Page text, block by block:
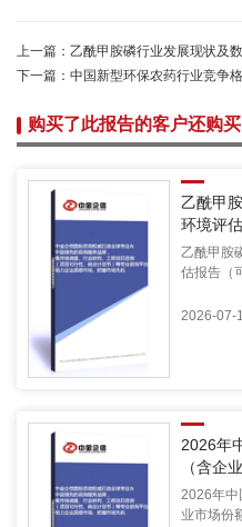
上一篇： 乙酰甲胺磷行业发展现状及数据监
下一篇： 中国新型环保农药行业竞争格局调查
购买了此报告的客户还购
乙酰甲
环境评估
乙酰甲胺
估报告（
2026-07-
2026年
（含企业
2026年中
业市场份